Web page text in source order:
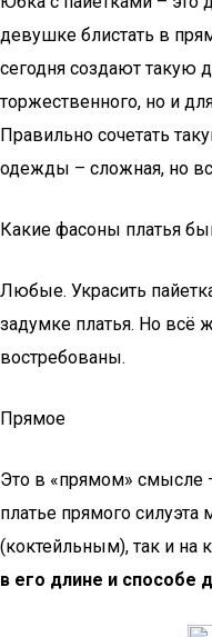
девушке блистать в
сегодня создают такую
торжественного, но и
Правильно сочетать
одежды – сложная, но
Какие фасоны платья
Любые. Украсить
задумке платья. Но всё
востребованы.
Прямое
Это в «прямом» смысле
платье прямого
(коктейльным), так и на
в его длине и способе